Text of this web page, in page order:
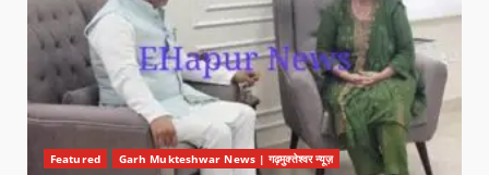
Featured Garh Mukteshwar News | गढ़मुक्तेश्वर न्यूज़